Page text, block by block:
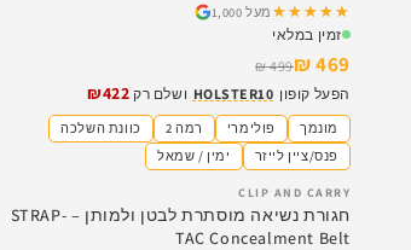
★★★★★
★★★★★ מעל 1,000
זמין במלאי
469 ₪
499 ₪
הפעל קופון HOLSTER10 ושלם רק ₪422
מונמך פולימרי רמה 2
כוונת השלכה
פנס/ציין לייזר
ימין / שמאל
SALE
CLIP AND CARRY
חגורת נשיאה מוסתרת לבטן ולמותן – STRAP-
TAC Concealment Belt